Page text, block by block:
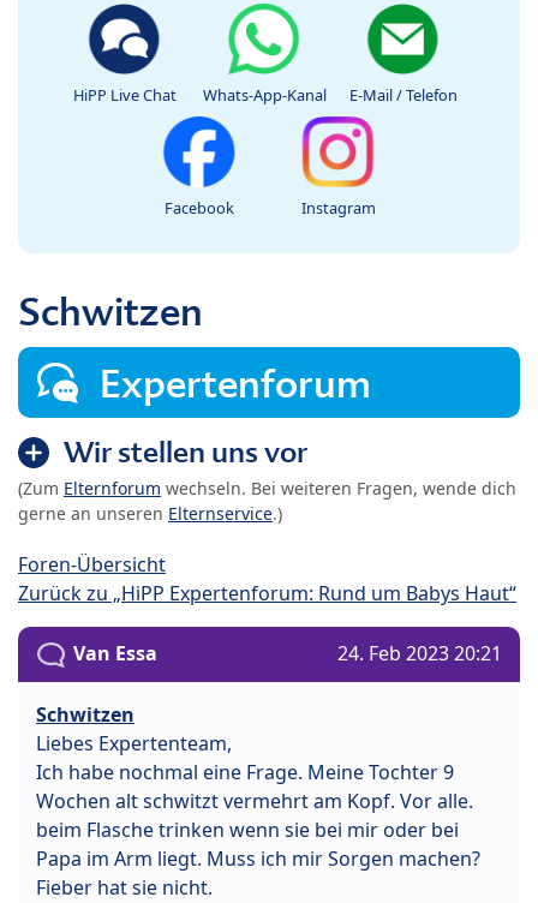
HiPP Live Chat Whats-App-Kanal E-Mail / Telefon
Facebook Instagram
Schwitzen
Expertenforum
Wir stellen uns vor
(Zum Elternforum wechseln. Bei weiteren Fragen, wende dich
gerne an unseren Elternservice.)
Foren-Übersicht
Zurück zu „HiPP Expertenforum: Rund um Babys Haut“
Van Essa 24. Feb 2023 20:21
Schwitzen
Liebes Expertenteam,
Ich habe nochmal eine Frage. Meine Tochter 9
Wochen alt schwitzt vermehrt am Kopf. Vor alle.
beim Flasche trinken wenn sie bei mir oder bei
Papa im Arm liegt. Muss ich mir Sorgen machen?
Fieber hat sie nicht.